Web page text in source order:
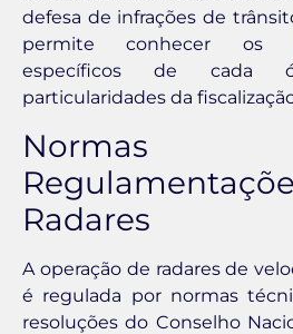
defesa de infrações de
permite conhecer os
específicos de cada
particularidades da
Radares
A operação de radares de
é regulada por normas
resoluções do Conselho